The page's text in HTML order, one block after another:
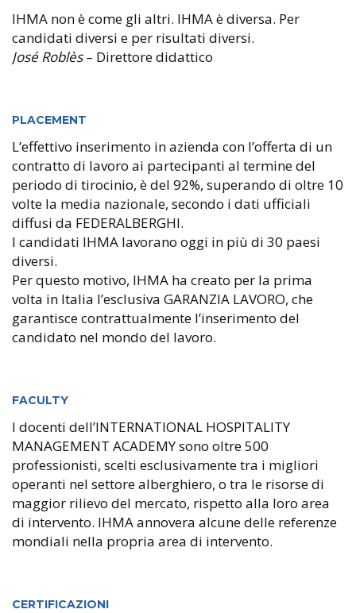
IHMA non è come gli altri. IHMA è diversa. Per
candidati diversi e per risultati diversi.
José Roblès– Direttore didattico
PLACEMENT
L’effettivo inserimento in azienda con l’offerta di un
contratto di lavoro ai partecipanti al termine del
periodo di tirocinio, è del 92%, superando di oltre 10
volte la media nazionale, secondo i dati ufficiali
diffusi da FEDERALBERGHI.
I candidati IHMA lavorano oggi in più di 30 paesi
diversi.
Per questo motivo, IHMA ha creato per la prima
volta in Italia l’esclusiva GARANZIA LAVORO, che
garantisce contrattualmente l’inserimento del
candidato nel mondo del lavoro.
FACULTY
I docenti dell’INTERNATIONAL HOSPITALITY
MANAGEMENT ACADEMY sono oltre 500
professionisti, scelti esclusivamente tra i migliori
operanti nel settore alberghiero, o tra le risorse di
maggior rilievo del mercato, rispetto alla loro area
di intervento. IHMA annovera alcune delle referenze
mondiali nella propria area di intervento.
CERTIFICAZIONI